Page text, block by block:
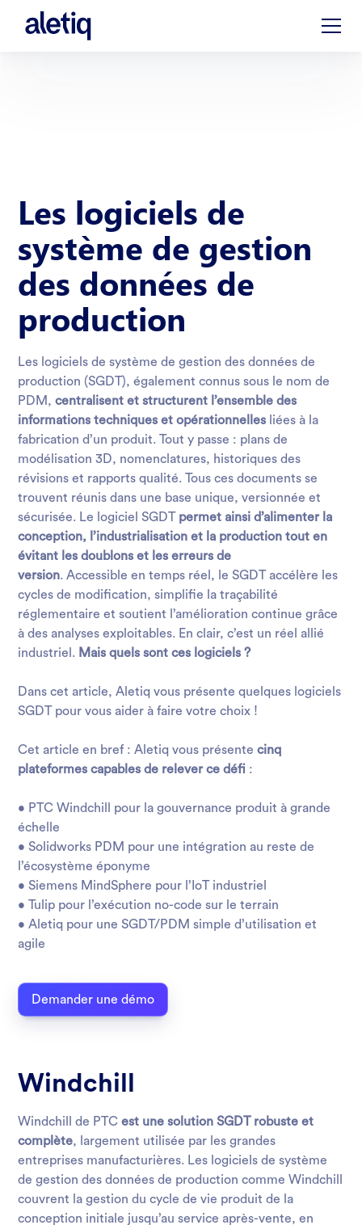
Les logiciels de
système de gestion
des données de
production
Les logiciels de système de gestion des données de
production (SGDT), également connus sous le nom de
PDM,centralisentet structurent l’ensemble des
informations techniques et opérationnelles liées à la
fabrication d’un produit. Tout y passe : plans de
modélisation 3D, nomenclatures, historiques des
révisions et rapports qualité. Tous ces documents se
trouvent réunis dans une base unique, versionnée et
sécurisée. Le logiciel SGDT permet ainsi d’alimenter la
conception, l’industrialisation et la production tout en
évitant les doublons et les erreurs de
version. Accessible en temps réel, le SGDT accélère les
cycles de modification, simplifie
la traçabilité
réglementaireet soutient l’amélioration continue grâce
à des analyses exploitables. En clair, c’est un réel allié
industriel. Mais quels sont ces logiciels ?
Dans cet article, Aletiq vous présente quelques logiciels
SGDT pour vous aider à faire votre choix !
Cet article en bref : Aletiq vous présente cinq
plateformes capables de relever ce défi :
• PTC Windchill pour la gouvernance produit à grande
échelle
• Solidworks PDM pour une intégration au reste de
l’écosystème éponyme
• Siemens MindSphere pour l’IoT industriel
• Tulip pour l’exécution no-code sur le terrain
• Aletiq pour une SGDT/PDM simple d’utilisation et
agile
Demander une démo
Windchill
Windchill de PTCest une solution SGDT robuste et
complète, largement utilisée par les grandes
entreprises manufacturières. Les logiciels de système
de gestion des données de production comme Windchill
couvrent la gestion du cycle de vie produit de la
conception initiale jusqu’au service après-vente, en